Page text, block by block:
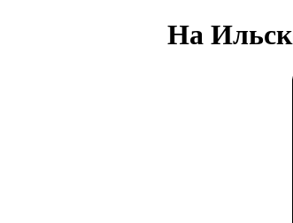
На